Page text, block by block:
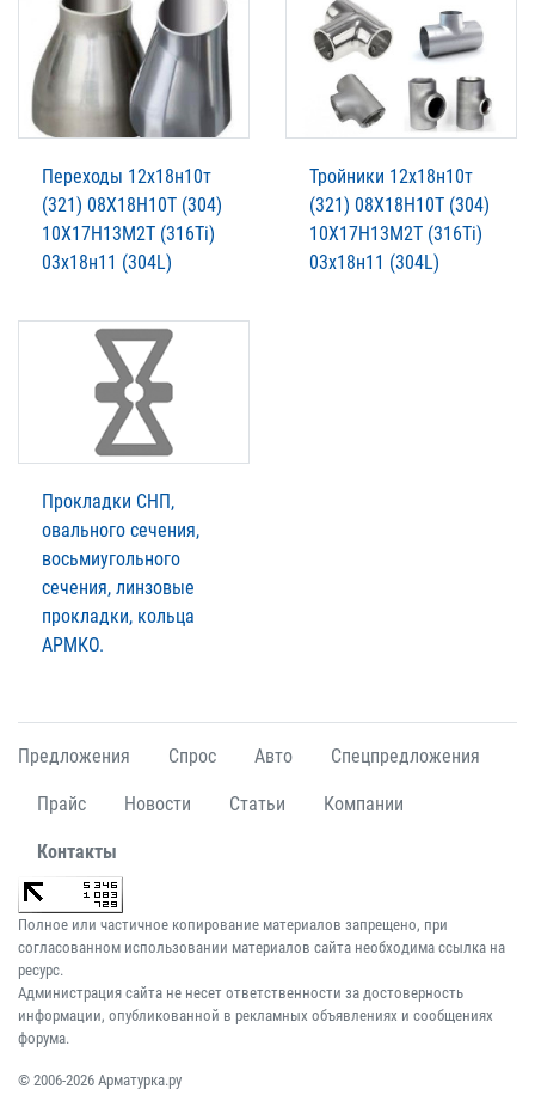
Переходы 12х18н10т
(321) 08Х18Н10Т (304)
10Х17Н13М2Т (316Ti)
03х18н11 (304L)
Тройники 12х18н10т
(321) 08Х18Н10Т (304)
10Х17Н13М2Т (316Ti)
03х18н11 (304L)
Прокладки СНП,
овального сечения,
восьмиугольного
сечения, линзовые
прокладки, кольца
АРМКО.
Предложения Спрос Авто Спецпредложения
Прайс Новости Статьи Компании
Контакты
Полное или частичное копирование материалов запрещено, при
согласованном использовании материалов сайта необходима ссылка на
ресурс.
Администрация сайта не несет ответственности за достоверность
информации, опубликованной в рекламных объявлениях и сообщениях
форума.
© 2006-2026 Арматурка.ру